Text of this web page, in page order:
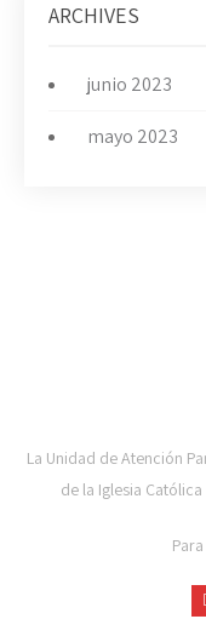
ARCHIVES
junio 2023
mayo 2023
La Unidad de Atención
de la Iglesia